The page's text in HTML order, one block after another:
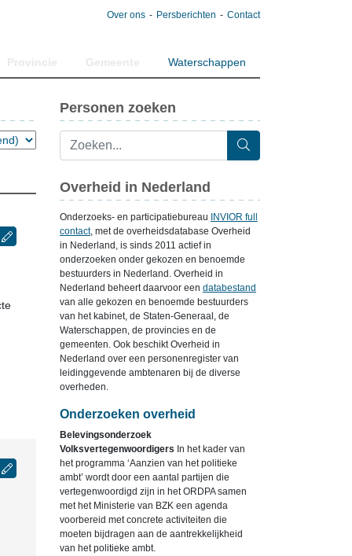
Over ons Persberichten Contact
Waterschappen
Personen zoeken
Overheid in Nederland
Onderzoeks- en participatiebureau
INVIOR full
contact, met de overheidsdatabase Overheid
in Nederland, is sinds 2011 actief in
onderzoeken onder gekozen en benoemde
bestuurders in Nederland. Overheid in
Nederland beheert daarvoor een databestand
van alle gekozen en benoemde bestuurders
van het kabinet, de Staten-Generaal, de
Waterschappen, de provincies en de
gemeenten. Ook beschikt Overheid in
Nederland over een personenregister van
leidinggevende ambtenaren bij de diverse
overheden.
Onderzoeken overheid
Belevingsonderzoek
Volksvertegenwoordigers In het kader van
het programma ‘Aanzien van het politieke
ambt’ wordt door een aantal partijen die
vertegenwoordigd zijn in het ORDPA samen
met het Ministerie van BZK een agenda
voorbereid met concrete activiteiten die
moeten bijdragen aan de aantrekkelijkheid
van het politieke ambt.